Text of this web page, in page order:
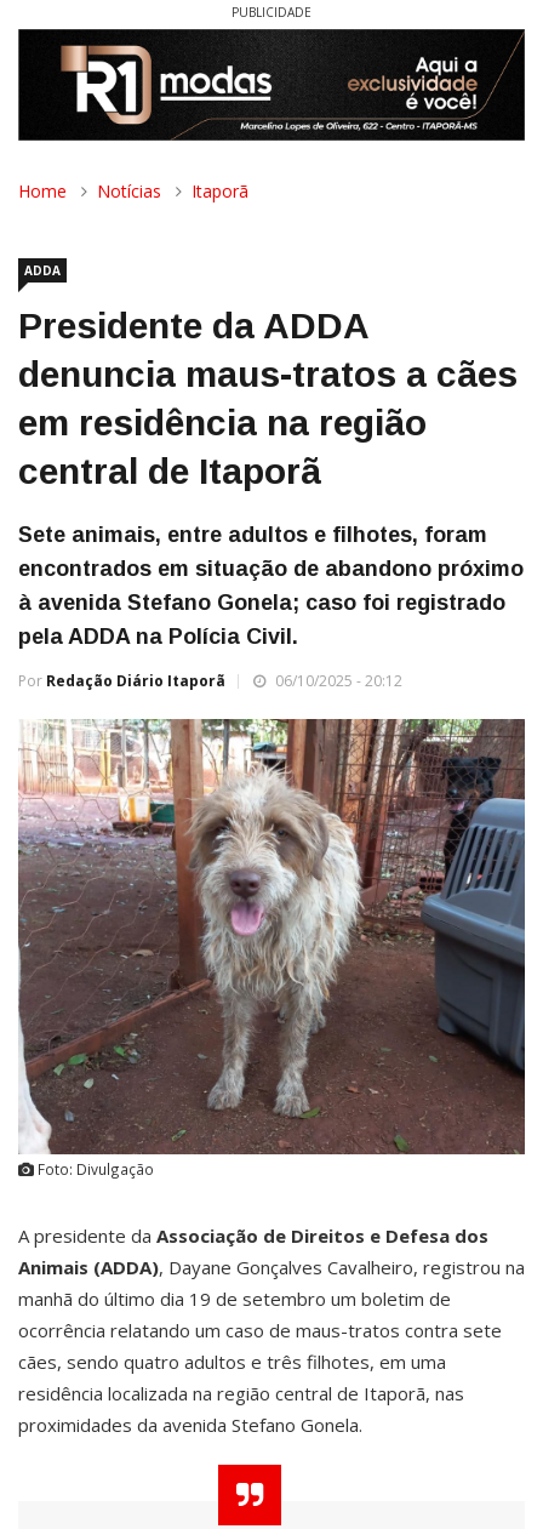
PUBLICIDADE
Home Notícias Itaporã
ADDA
Presidente da ADDA
denuncia maus-tratos a cães
em residência na região
central de Itaporã
Sete animais, entre adultos e filhotes, foram
encontrados em situação de abandono próximo
à avenida Stefano Gonela; caso foi registrado
pela ADDA na Polícia Civil.
Por Redação Diário Itaporã 06/10/2025 - 20:12
Foto: Divulgação
A presidente da Associação de Direitos e Defesa dos
Animais (ADDA), Dayane Gonçalves Cavalheiro, registrou na
manhã do último dia 19 de setembro um boletim de
ocorrência relatando um caso de maus-tratos contra sete
cães, sendo quatro adultos e três filhotes, em uma
residência localizada na região central de Itaporã, nas
proximidades da avenida Stefano Gonela.